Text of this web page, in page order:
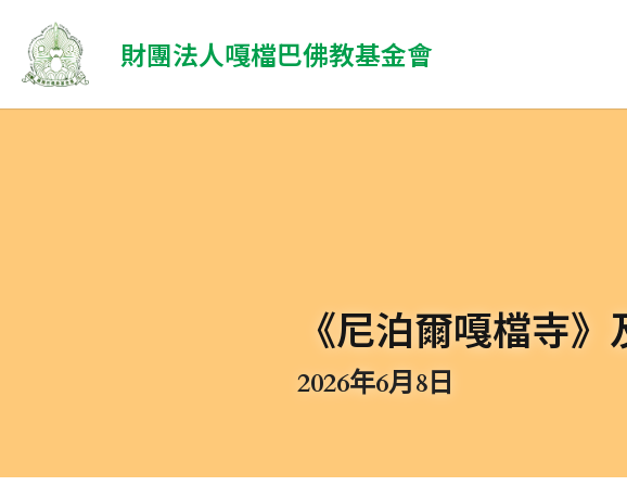
財團法人嘎檔巴佛教基金會
《尼泊爾嘎檔寺》
2026年6月8日